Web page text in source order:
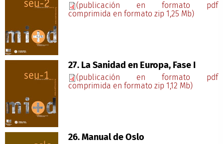
(publicación en formato pdf
comprimida en formato zip 1,25 Mb)
27. La Sanidad en Europa, Fase I
(publicación en formato pdf
comprimida en formato zip 1,12 Mb)
26. Manual de Oslo